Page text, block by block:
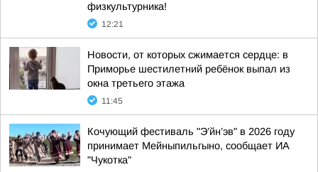
физкультурника!
12:21
Новости, от которых сжимается сердце: в
Приморье шестилетний ребёнок выпал из
окна третьего этажа
11:45
Кочующий фестиваль "Э’йн’эв" в 2026 году
принимает Мейныпильгыно, сообщает ИА
"Чукотка"